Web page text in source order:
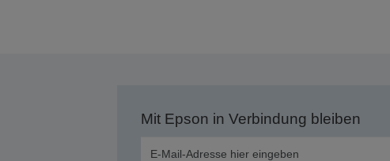
Mit Epson in Verbindung bleiben